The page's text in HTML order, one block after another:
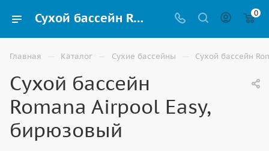
Сухой бассейн Romana Airpool Easy, бирюзовый купить в Элисте 0
Главная — Каталог — Сухие бассейны — Сухой бассейн
Сухой бассейн
Romana Airpool Easy,
бирюзовый